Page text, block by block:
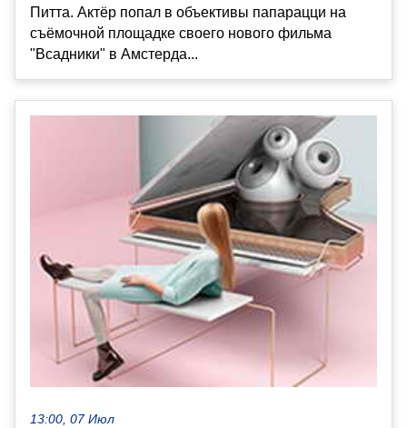
Питта. Актёр попал в объективы папарацци на
съёмочной площадке своего нового фильма
"Всадники" в Амстерда...
13:00, 07 Июл